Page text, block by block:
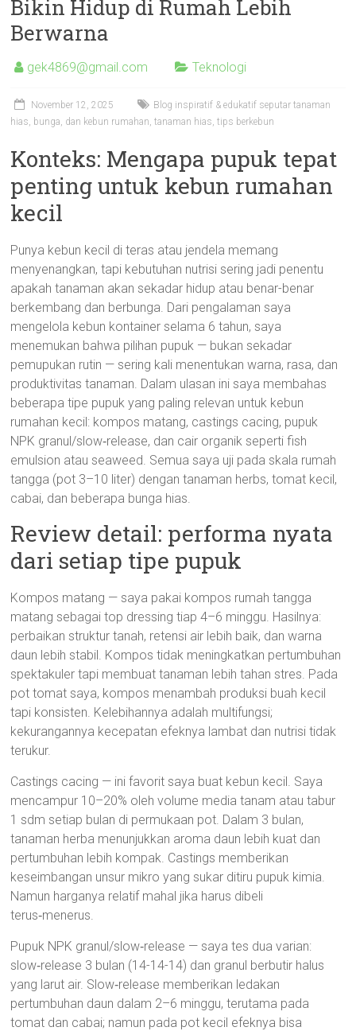
Bikin Hidup di Rumah Lebih
Berwarna
gek4869@gmail.com Teknologi
November 12, 2025
Blog inspiratif & edukatif seputar tanaman
hias, bunga, dan kebun rumahan,tanaman hias,tips berkebun
Konteks: Mengapa pupuk tepat
penting untuk kebun rumahan
kecil
Punya kebun kecil di teras atau jendela memang
menyenangkan, tapi kebutuhan nutrisi sering jadi penentu
apakah tanaman akan sekadar hidup atau benar-benar
berkembang dan berbunga. Dari pengalaman saya
mengelola kebun kontainer selama 6 tahun, saya
menemukan bahwa pilihan pupuk — bukan sekadar
pemupukan rutin — sering kali menentukan warna, rasa, dan
produktivitas tanaman. Dalam ulasan ini saya membahas
beberapa tipe pupuk yang paling relevan untuk kebun
rumahan kecil: kompos matang, castings cacing, pupuk
NPK granul/slow‑release, dan cair organik seperti fish
emulsion atau seaweed. Semua saya uji pada skala rumah
tangga (pot 3–10 liter) dengan tanaman herbs, tomat kecil,
cabai, dan beberapa bunga hias.
Review detail: performa nyata
dari setiap tipe pupuk
Kompos matang — saya pakai kompos rumah tangga
matang sebagai top dressing tiap 4–6 minggu. Hasilnya:
perbaikan struktur tanah, retensi air lebih baik, dan warna
daun lebih stabil. Kompos tidak meningkatkan pertumbuhan
spektakuler tapi membuat tanaman lebih tahan stres. Pada
pot tomat saya, kompos menambah produksi buah kecil
tapi konsisten. Kelebihannya adalah multifungsi;
kekurangannya kecepatan efeknya lambat dan nutrisi tidak
terukur.
Castings cacing — ini favorit saya buat kebun kecil. Saya
mencampur 10–20% oleh volume media tanam atau tabur
1 sdm setiap bulan di permukaan pot. Dalam 3 bulan,
tanaman herba menunjukkan aroma daun lebih kuat dan
pertumbuhan lebih kompak. Castings memberikan
keseimbangan unsur mikro yang sukar ditiru pupuk kimia.
Namun harganya relatif mahal jika harus dibeli
terus‑menerus.
Pupuk NPK granul/slow‑release — saya tes dua varian:
slow‑release 3 bulan (14-14-14) dan granul berbutir halus
yang larut air. Slow‑release memberikan ledakan
pertumbuhan daun dalam 2–6 minggu, terutama pada
tomat dan cabai; namun pada pot kecil efeknya bisa